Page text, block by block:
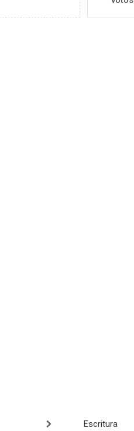
Escritura